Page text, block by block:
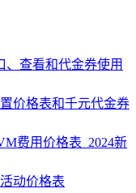
、查看和代金券使用
价格表和千元代金券
费用价格表_2024新
动价格表